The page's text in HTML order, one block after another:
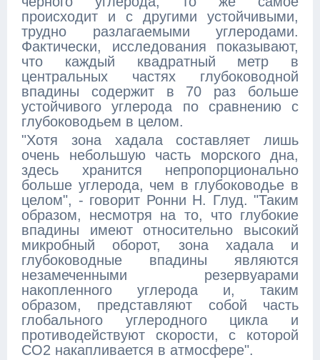
происходит и с другими устойчивыми,
трудно разлагаемыми углеродами.
Фактически, исследования показывают,
что каждый квадратный метр в
центральных частях глубоководной
впадины содержит в 70 раз больше
устойчивого углерода по сравнению с
глубоководьем в целом.
"Хотя зона хадала составляет лишь
очень небольшую часть морского дна,
здесь хранится непропорционально
больше углерода, чем в глубоководье в
целом", - говорит Ронни Н. Глуд. "Таким
образом, несмотря на то, что глубокие
впадины имеют относительно высокий
микробный оборот, зона хадала и
глубоководные впадины являются
незамеченными резервуарами
накопленного углерода и, таким
образом, представляют собой часть
глобального углеродного цикла и
противодействуют скорости, с которой
CO2 накапливается в атмосфере".